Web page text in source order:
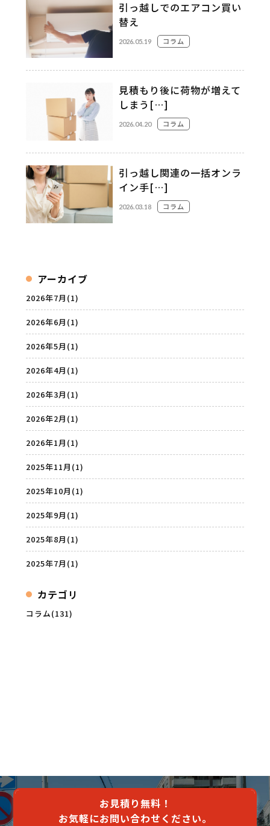
引っ越しでのエアコン買い
替え
2026.05.19 コラム
見積もり後に荷物が増えて
しまう[…]
2026.04.20 コラム
引っ越し関連の一括オンラ
イン手[…]
2026.03.18 コラム
アーカイブ
2026年7月 (1)
2026年6月 (1)
2026年5月 (1)
2026年4月 (1)
2026年3月 (1)
2026年2月 (1)
2026年1月 (1)
2025年11月 (1)
2025年10月 (1)
2025年9月 (1)
2025年8月 (1)
2025年7月 (1)
カテゴリ
コラム(131)
お見積り無料！
お気軽にお問い合わせください。